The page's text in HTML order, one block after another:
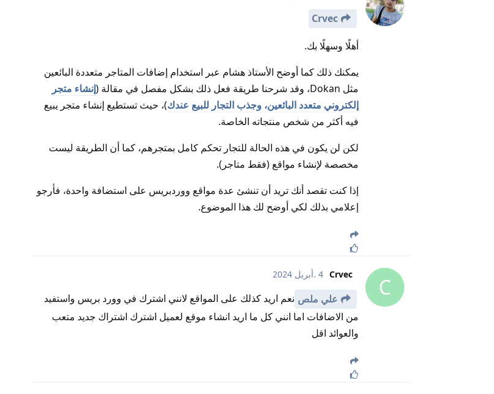
Crvec
أهلًا وسهلًا بك.
يمكنك ذلك كما أوضح الأستاذ هشام عبر استخدام إضافات المتاجر متعددة البائعين
مثل Dokan، وقد شرحنا طريقة فعل ذلك بشكل مفصل في مقالة (
إنشاء متجر
إلكتروني متعدد البائعين، وجذب التجار للبيع عندك)، حيث تستطيع إنشاء متجر يبيع
فيه أكثر من شخص منتجاته الخاصة.
لكن لن يكون في هذه الحالة للتجار تحكم كامل بمتجرهم، كما أن الطريقة ليست
مخصصة لإنشاء مواقع (فقط متاجر).
إذا كنت تقصد أنك تريد أن تنشئ عدة مواقع ووردبريس على استضافة واحدة، فأرجو
إعلامي بذلك لكي أوضح لك هذا الموضوع.
C
Crvec 4 .أبريل 2024
علي ملص نعم اريد كذلك على المواقع لانني اشترك في وورد بريس واستفيد
من الاضافات اما انني كل ما اريد انشاء موقع لعميل اشترك اشتراك جديد متعب
والعوائد اقل